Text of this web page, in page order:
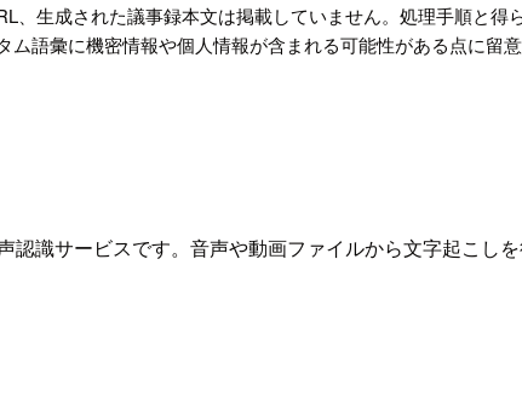
、生成された議事録本文は掲載していません。処理手順と
語彙に機密情報や個人情報が含まれる可能性がある点に留
認識サービスです。音声や動画ファイルから文字起こし